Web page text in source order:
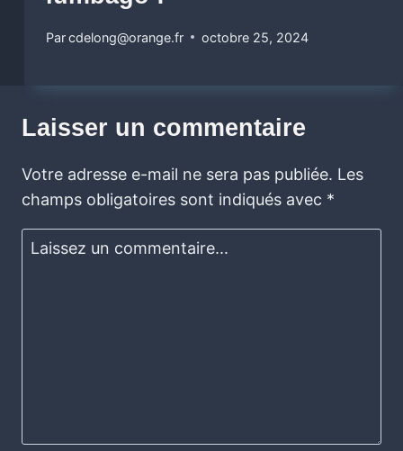
Parcdelong@orange.fr octobre 25, 2024
Laisser un commentaire
Votre adresse e-mail ne sera pas publiée. Les
champs obligatoires sont indiqués avec *